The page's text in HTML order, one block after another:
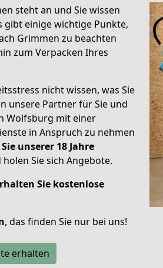
steht an und Sie wissen
gibt einige wichtige Punkte,
Grimmen zu beachten
zum Verpacken Ihres
nicht wissen, was Sie
unsere Partner für Sie und
Wolfsburg mit einer
in Anspruch zu nehmen
unserer 18 Jahre
Sie sich Angebote.
Sie kostenlose
, das finden Sie nur bei uns!
erhalten